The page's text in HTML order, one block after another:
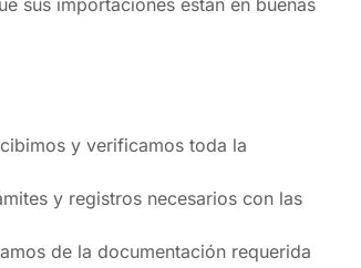
sus importaciones están en buenas
y verificamos toda la
y registros necesarios con las
de la documentación requerida